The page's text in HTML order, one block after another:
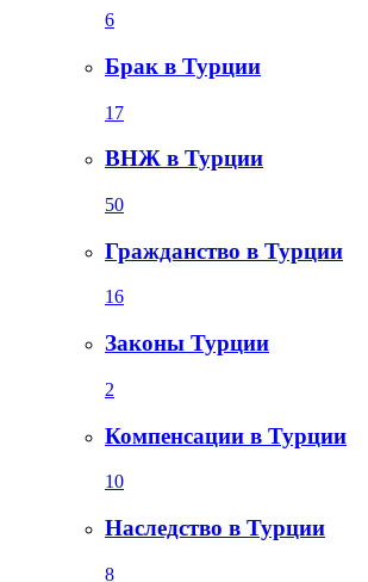
6
Брак в Турции
17
ВНЖ в Турции
50
Гражданство в Турции
16
Законы Турции
2
Компенсации в Турции
10
Наследство в Турции
8